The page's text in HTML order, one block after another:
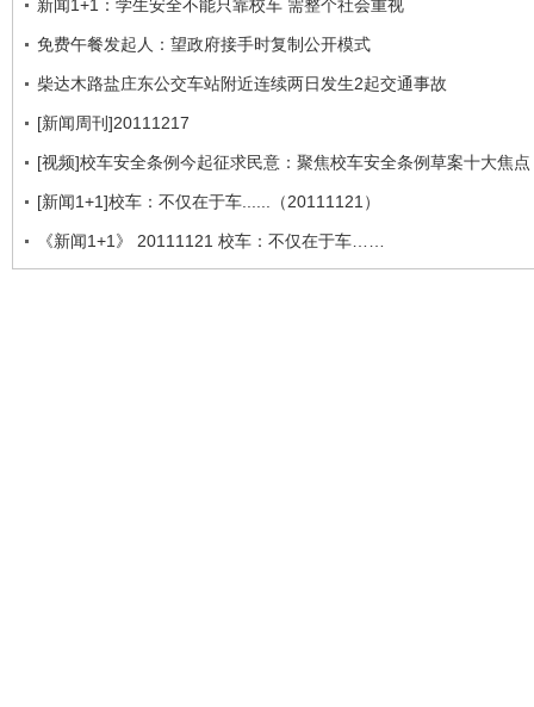
新闻1+1：学生安全不能只靠校车 需整个社会重视
免费午餐发起人：望政府接手时复制公开模式
柴达木路盐庄东公交车站附近连续两日发生2起交通事故
[新闻周刊]20111217
[视频]校车安全条例今起征求民意：聚焦校车安全条例草案十大焦点
[新闻1+1]校车：不仅在于车......（20111121）
《新闻1+1》 20111121 校车：不仅在于车……